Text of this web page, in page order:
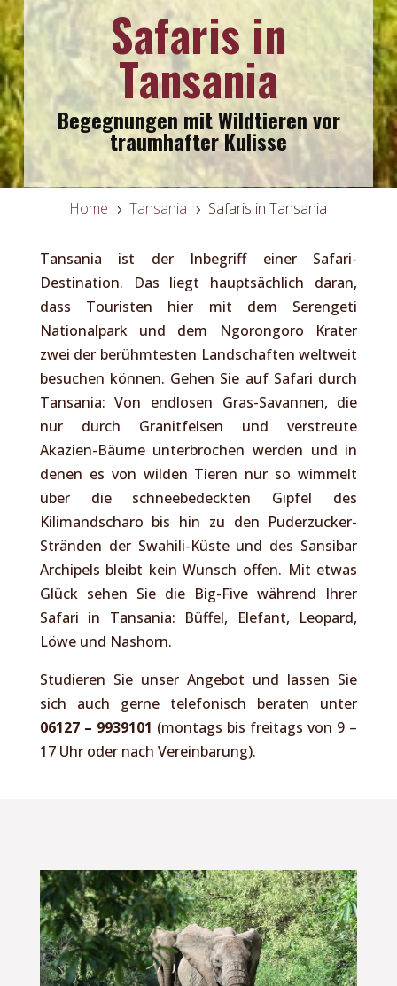
Safaris in
Tansania
Begegnungen mit Wildtieren vor
traumhafter Kulisse
Home 5 Tansania 5 Safaris in Tansania
Tansania ist der Inbegriff einer Safari-
Destination. Das liegt hauptsächlich daran,
dass Touristen hier mit dem Serengeti
Nationalpark und dem Ngorongoro Krater
zwei der berühmtesten Landschaften weltweit
besuchen können. Gehen Sie auf Safari durch
Tansania: Von endlosen Gras-Savannen, die
nur durch Granitfelsen und verstreute
Akazien-Bäume unterbrochen werden und in
denen es von wilden Tieren nur so wimmelt
über die schneebedeckten Gipfel des
Kilimandscharo bis hin zu den Puderzucker-
Stränden der Swahili-Küste und des Sansibar
Archipels bleibt kein Wunsch offen. Mit etwas
Glück sehen Sie die Big-Five während Ihrer
Safari in Tansania: Büffel, Elefant, Leopard,
Löwe und Nashorn.
Studieren Sie unser Angebot und lassen Sie
sich auch gerne telefonisch beraten unter
06127 – 9939101 (montags bis freitags von 9 –
17 Uhr oder nach Vereinbarung).